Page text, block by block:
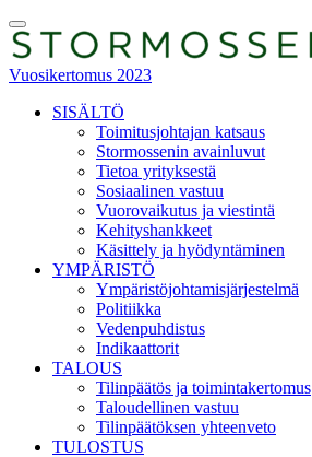
Skip
to
content
Toggle
Menu
Vuosikertomus 2023
SISÄLTÖ
Toimitusjohtajan katsaus
Stormossenin avainluvut
Tietoa yrityksestä
Sosiaalinen vastuu
Vuorovaikutus ja viestintä
Kehityshankkeet
Käsittely ja hyödyntäminen
YMPÄRISTÖ
Ympäristöjohtamisjärjestelmä
Politiikka
Vedenpuhdistus
Indikaattorit
TALOUS
Tilinpäätös ja toimintakertomus
Taloudellinen vastuu
Tilinpäätöksen yhteenveto
TULOSTUS